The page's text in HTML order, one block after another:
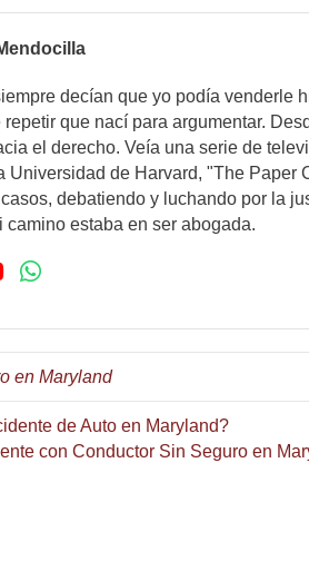
decían que yo podía venderle
repetir que nací para argumentar.
el derecho. Veía una serie de
Universidad de Harvard, "The Paper
debatiendo y luchando por la
camino estaba en ser abogada.
en Maryland
de Auto en Maryland?
con Conductor Sin Seguro en